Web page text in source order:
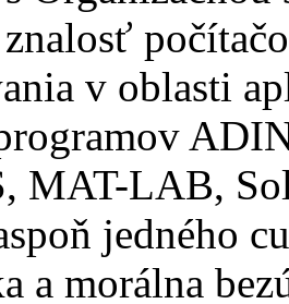
v oblasti
MAT-LAB,
jedného
a morálna